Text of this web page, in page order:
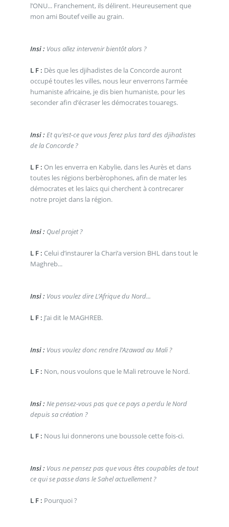
l’ONU... Franchement, ils délirent. Heureusement que
mon ami Boutef veille au grain.
Insi : Vous allez intervenir bientôt alors ?
L F : Dès que les djihadistes de la Concorde auront
occupé toutes les villes, nous leur enverrons l’armée
humaniste africaine, je dis bien humaniste, pour les
seconder afin d’écraser les démocrates touaregs.
Insi : Et qu’est-ce que vous ferez plus tard des djihadistes
de la Concorde ?
L F : On les enverra en Kabylie, dans les Aurès et dans
toutes les régions berbèrophones, afin de mater les
démocrates et les laïcs qui cherchent à contrecarer
notre projet dans la région.
Insi : Quel projet ?
L F : Celui d’instaurer la Chari’a version BHL dans tout le
Maghreb...
Insi : Vous voulez dire L’Afrique du Nord...
L F : J’ai dit le MAGHREB.
Insi : Vous voulez donc rendre l’Azawad au Mali ?
L F : Non, nous voulons que le Mali retrouve le Nord.
Insi : Ne pensez-vous pas que ce pays a perdu le Nord
depuis sa création ?
L F : Nous lui donnerons une boussole cette fois-ci.
Insi : Vous ne pensez pas que vous êtes coupables de tout
ce qui se passe dans le Sahel actuellement ?
L F : Pourquoi ?